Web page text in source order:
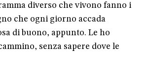
diverso che vivono fanno i
che ogni giorno accada
di buono, appunto. Le ho
senza sapere dove le